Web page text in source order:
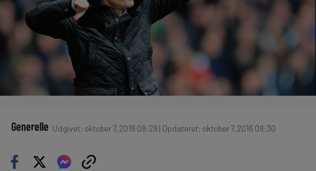
Generelle Udgivet: oktober 7, 2016 08:29 | Opdateret: oktober 7, 2016 08:30